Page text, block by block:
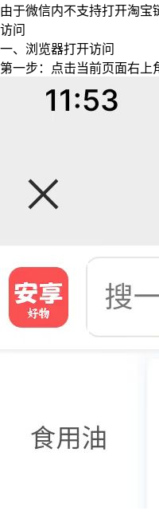
由于微信内不支持打开淘宝
访问
一、浏览器打开访问
第一步：点击当前页面右上